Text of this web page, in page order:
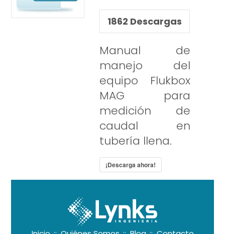
1862 Descargas
Manual de
manejo del
equipo Flukbox
MAG para
medición de
caudal en
tubería llena.
¡Descarga ahora!